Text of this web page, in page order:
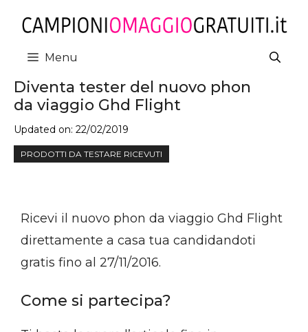
contenuto
Menu
Diventa tester del nuovo phon
da viaggio Ghd Flight
Updated on: 22/02/2019
PRODOTTI DA TESTARE RICEVUTI
Ricevi il nuovo phon da viaggio Ghd Flight
direttamente a casa tua candidandoti
gratis fino al 27/11/2016.
Come si partecipa?